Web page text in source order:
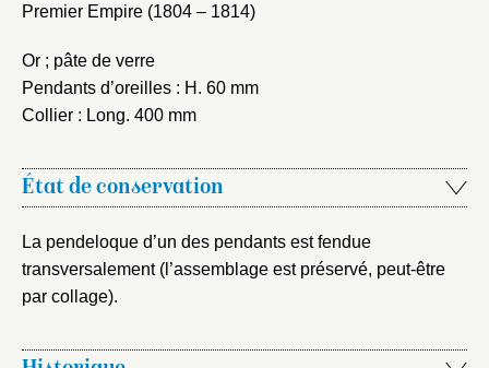
Premier Empire (1804 – 1814)
Or ; pâte de verre
Pendants d’oreilles : H. 60 mm
Collier : Long. 400 mm
État de conservation
La pendeloque d’un des pendants est fendue
transversalement (l’assemblage est préservé, peut-être
par collage).
Choix du dossier où ajouter la